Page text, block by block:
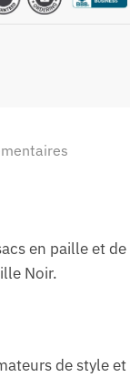
en paille et
Noir.
de style